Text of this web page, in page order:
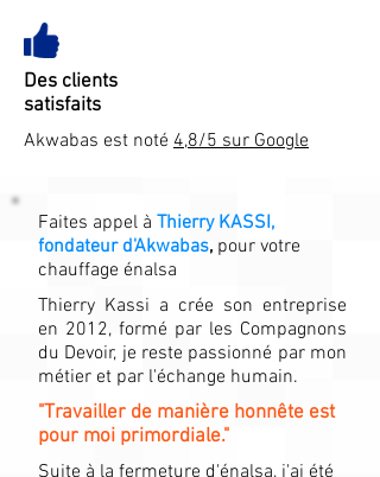
Faites appel à Thierry KASSI,
fondateur d'Akwabas, pour votre
chauffage énalsa
Thierry Kassi a crée son entreprise
en 2012, formé par les Compagnons
du Devoir, je reste passionné par mon
métier et par l'échange humain.
"Travailler de manière honnête est
pour moi primordiale."
Suite à la fermeture d'énalsa, j'ai été
Des clients
satisfaits
Akwabas est noté 4,8/5 sur Google